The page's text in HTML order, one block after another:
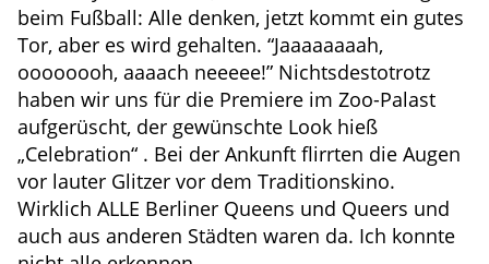
beim Fußball: Alle denken, jetzt kommt ein gutes
Tor, aber es wird gehalten. “Jaaaaaaaah,
oooooooh, aaaach neeeee!” Nichtsdestotrotz
haben wir uns für die Premiere im Zoo-Palast
aufgerüscht, der gewünschte Look hieß
„Celebration“ . Bei der Ankunft flirrten die Augen
vor lauter Glitzer vor dem Traditionskino.
Wirklich ALLE Berliner Queens und Queers und
auch aus anderen Städten waren da. Ich konnte